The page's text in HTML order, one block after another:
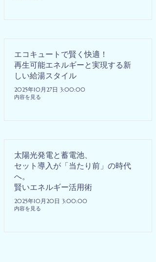
エコキュートで賢く快適！
再生可能エネルギーと実現する新
しい給湯スタイル
2025年10月27日 3:00:00
内容を見る
太陽光発電と蓄電池、
セット導入が「当たり前」の時代
へ。
賢いエネルギー活用術
2025年10月20日 3:00:00
内容を見る